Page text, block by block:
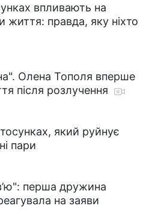
впливають на
життя: правда, яку ніхто
Олена Тополя вперше
після розлучення
який руйнує
пари
перша дружина
на заяви